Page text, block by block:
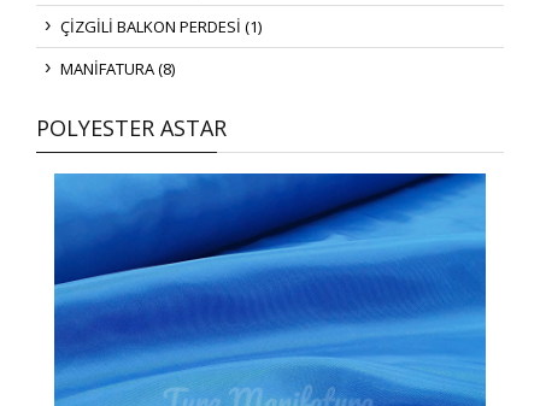
ÇİZGİLİ BALKON PERDESİ (1)
MANİFATURA (8)
POLYESTER ASTAR